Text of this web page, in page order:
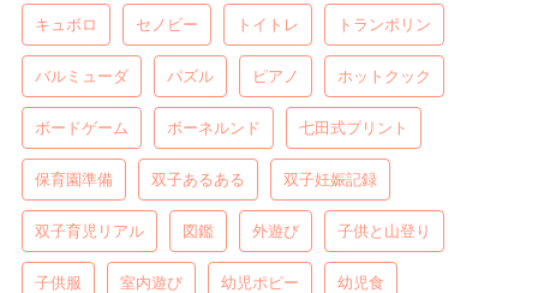
キュボロ セノビー トイトレ トランポリン
バルミューダ パズル ピアノ ホットクック
ボードゲーム ボーネルンド 七田式プリント
保育園準備 双子あるある 双子妊娠記録
双子育児リアル 図鑑 外遊び 子供と山登り
子供服 室内遊び 幼児ポピー 幼児食